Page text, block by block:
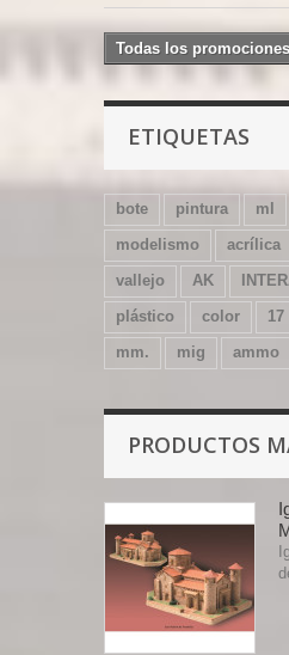
Todas los
ETIQUETAS
bote pintura ml
modelismo
acrílica
vallejo
AK
plástico
color
mm.
mig ammo
PRODUCTOS